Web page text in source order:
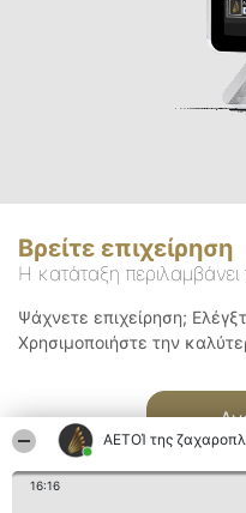
ΑΕΤΟΊ της
16:16
Βρείτε επιχείρηση
Η κατάταξη
Ψάχνετε επιχείρηση;
Χρησιμοποιήστε την